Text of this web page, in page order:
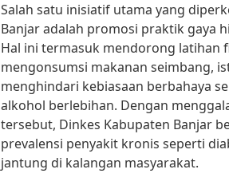
Salah satu inisiatif utama yang
Banjar adalah promosi praktik gaya
Hal ini termasuk mendorong latihan
mengonsumsi makanan seimbang,
menghindari kebiasaan berbahaya
alkohol berlebihan. Dengan
tersebut, Dinkes Kabupaten Banjar
prevalensi penyakit kronis seperti
jantung di kalangan masyarakat.